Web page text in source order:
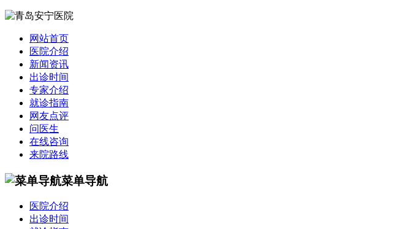
网站首页
医院介绍
新闻资讯
出诊时间
专家介绍
就诊指南
网友点评
问医生
在线咨询
来院路线
菜单导航
医院介绍
出诊时间